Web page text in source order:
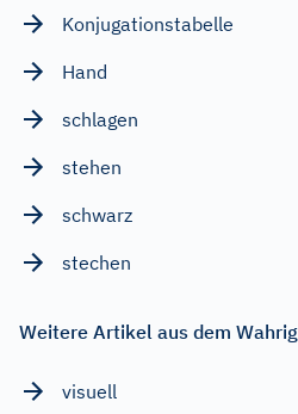
Konjugationstabelle
Hand
schlagen
stehen
schwarz
stechen
Weitere Artikel aus dem
visuell